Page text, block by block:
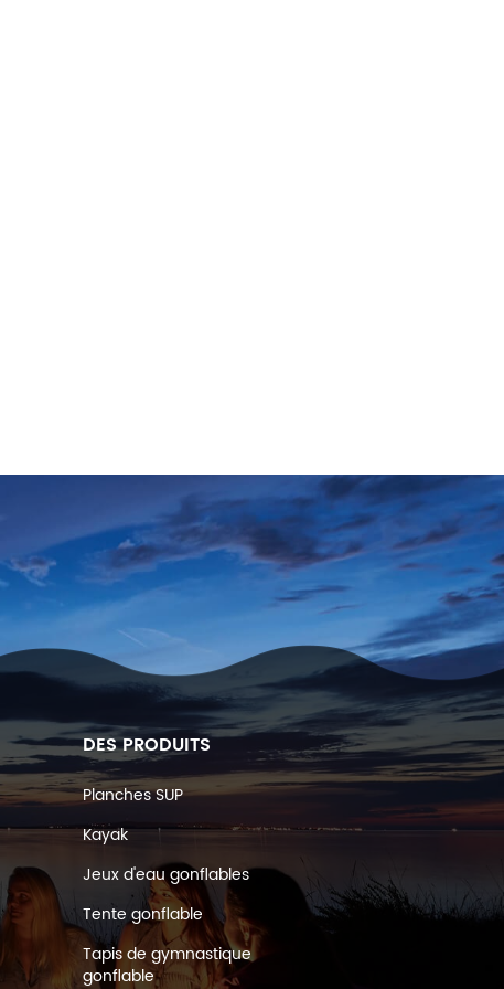
DES PRODUITS
Planches SUP
Kayak
Jeux d'eau gonflables
Tente gonflable
Tapis de gymnastique
gonflable